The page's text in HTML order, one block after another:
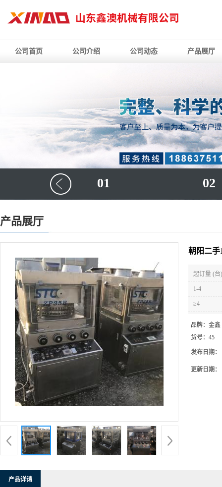
公司首页 公司介绍 公司动态 产品展厅
01 02
产品展厅
朝阳二手
起订量 (台)
1-4
≥4
品牌： 金鑫
货号： 45
发布日期：
更新日期：
产品详请